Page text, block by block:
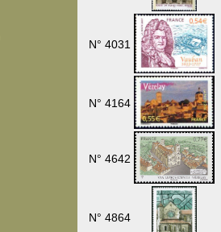
N° 4031
N° 4164
N° 4642
N° 4864